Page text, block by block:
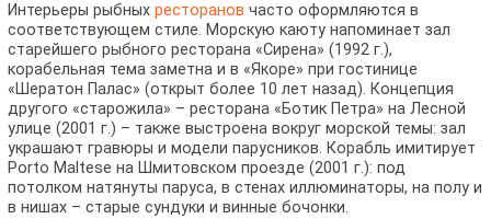
Интерьеры рыбных ресторанов часто оформляются в
соответствующем стиле. Морскую каюту напоминает зал
старейшего рыбного ресторана «Сирена» (1992 г.),
корабельная тема заметна и в «Якоре» при гостинице
«Шератон Палас» (открыт более 10 лет назад). Концепция
другого «старожила» – ресторана «Ботик Петра» на Лесной
улице (2001 г.) – также выстроена вокруг морской темы: зал
украшают гравюры и модели парусников. Корабль имитирует
Porto Maltese на Шмитовском проезде (2001 г.): под
потолком натянуты паруса, в стенах иллюминаторы, на полу и
в нишах – старые сундуки и винные бочонки.